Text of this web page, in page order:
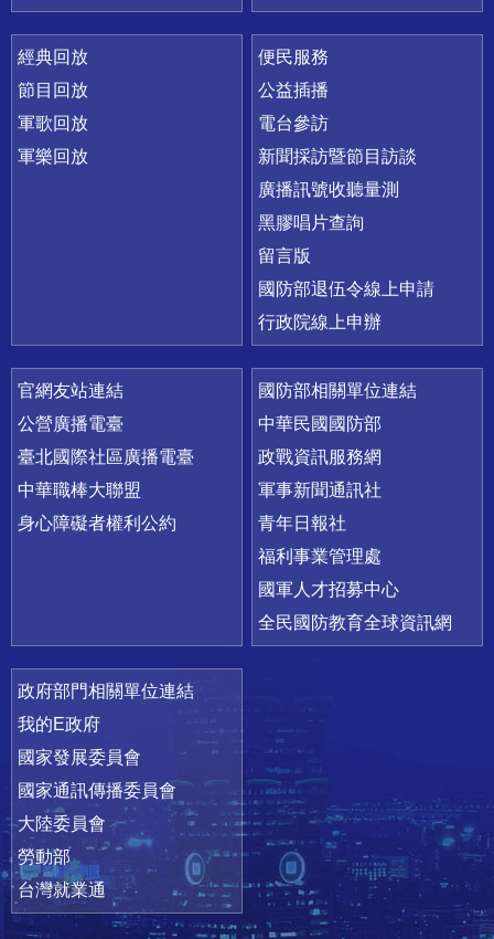
經典回放
節目回放
軍歌回放
軍樂回放
便民服務
公益插播
電台參訪
新聞採訪暨節目訪談
廣播訊號收聽量測
黑膠唱片查詢
留言版
國防部退伍令線上申請
行政院線上申辦
官網友站連結
公營廣播電臺
臺北國際社區廣播電臺
中華職棒大聯盟
身心障礙者權利公約
國防部相關單位連結
中華民國國防部
政戰資訊服務網
軍事新聞通訊社
青年日報社
福利事業管理處
國軍人才招募中心
全民國防教育全球資訊網
政府部門相關單位連結
我的E政府
國家發展委員會
國家通訊傳播委員會
大陸委員會
勞動部
台灣就業通